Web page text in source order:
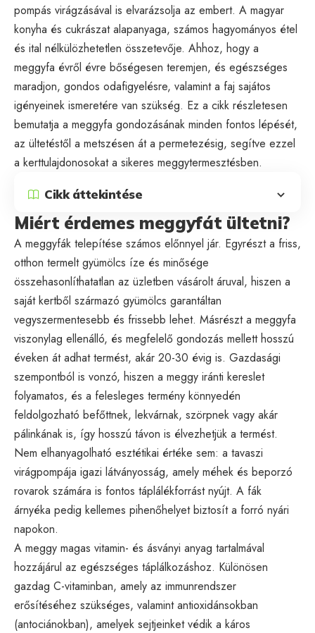
pompás virágzásával is elvarázsolja az embert. A magyar
konyha és cukrászat alapanyaga, számos hagyományos étel
és ital nélkülözhetetlen összetevője. Ahhoz, hogy a
meggyfa évről évre bőségesen teremjen, és egészséges
maradjon, gondos odafigyelésre, valamint a faj sajátos
igényeinek ismeretére van szükség. Ez a cikk részletesen
bemutatja a meggyfa gondozásának minden fontos lépését,
az ültetéstől a metszésen át a permetezésig, segítve ezzel
a kerttulajdonosokat a sikeres meggytermesztésben.
Cikk áttekintése
Miért érdemes meggyfát ültetni?
A meggyfák telepítése számos előnnyel jár. Egyrészt a friss,
otthon termelt gyümölcs íze és minősége
összehasonlíthatatlan az üzletben vásárolt áruval, hiszen a
saját kertből származó gyümölcs garantáltan
vegyszermentesebb és frissebb lehet. Másrészt a meggyfa
viszonylag ellenálló, és megfelelő gondozás mellett hosszú
éveken át adhat termést, akár 20-30 évig is. Gazdasági
szempontból is vonzó, hiszen a meggy iránti kereslet
folyamatos, és a felesleges termény könnyedén
feldolgozható befőttnek, lekvárnak, szörpnek vagy akár
pálinkának is, így hosszú távon is élvezhetjük a termést.
Nem elhanyagolható esztétikai értéke sem: a tavaszi
virágpompája igazi látványosság, amely méhek és beporzó
rovarok számára is fontos táplálékforrást nyújt. A fák
árnyéka pedig kellemes pihenőhelyet biztosít a forró nyári
napokon.
A meggy magas vitamin- és ásványi anyag tartalmával
hozzájárul az egészséges táplálkozáshoz. Különösen
gazdag C-vitaminban, amely az immunrendszer
erősítéséhez szükséges, valamint antioxidánsokban
(antociánokban), amelyek sejtjeinket védik a káros